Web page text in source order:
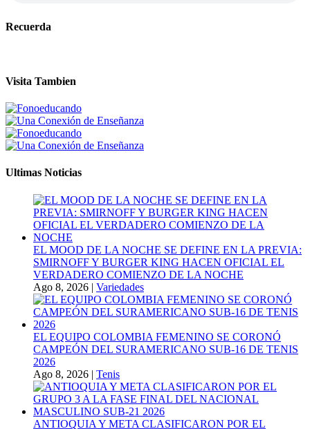
Recuerda
Visita Tambien
Ultimas Noticias
EL MOOD DE LA NOCHE SE DEFINE EN LA PREVIA:
SMIRNOFF Y BURGER KING HACEN OFICIAL EL
VERDADERO COMIENZO DE LA NOCHE
Ago 8, 2026 | Variedades
EL EQUIPO COLOMBIA FEMENINO SE CORONÓ
CAMPEÓN DEL SURAMERICANO SUB-16 DE TENIS
2026
Ago 8, 2026 | Tenis
ANTIOQUIA Y META CLASIFICARON POR EL